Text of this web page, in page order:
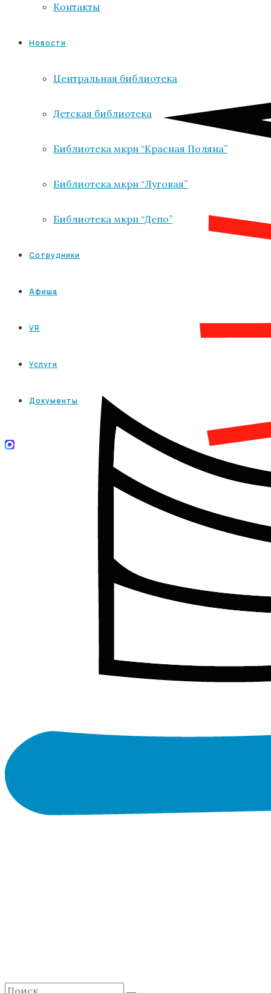
Контакты
Новости
Центральная библиотека
Детская библиотека
Библиотека мкрн “Красная Поляна”
Библиотека мкрн “Луговая”
Библиотека мкрн “Депо”
Сотрудники
Афиша
VR
Услуги
Документы